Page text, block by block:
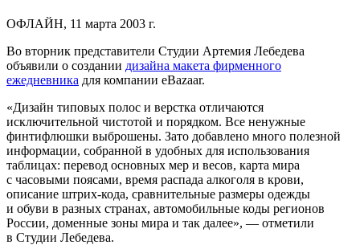
ОФЛАЙН, 11 марта 2003 г.
Во вторник представители Студии Артемия Лебедева
объявили о создании дизайна макета фирменного
ежедневника для компании eBazaar.
«Дизайн типовых полос и верстка отличаются
исключительной чистотой и порядком. Все ненужные
финтифлюшки выброшены. Зато добавлено много полезной
информации, собранной в удобных для использования
таблицах: перевод основных мер и весов, карта мира
с часовыми поясами, время распада алкоголя в крови,
описание штрих-кода, сравнительные размеры одежды
и обуви в разных странах, автомобильные коды регионов
России, доменные зоны мира и так далее», — отметили
в Студии Лебедева.